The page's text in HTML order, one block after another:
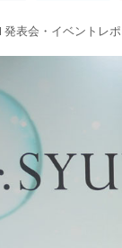
発表会・イベントレポ